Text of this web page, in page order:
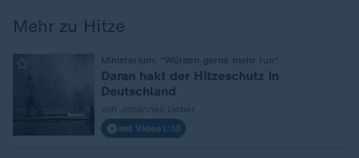
Mehr zu Hitze
Ministerium: "Würden gerne mehr tun"
Daran hakt der Hitzeschutz in
Deutschland
mit Video 1:38